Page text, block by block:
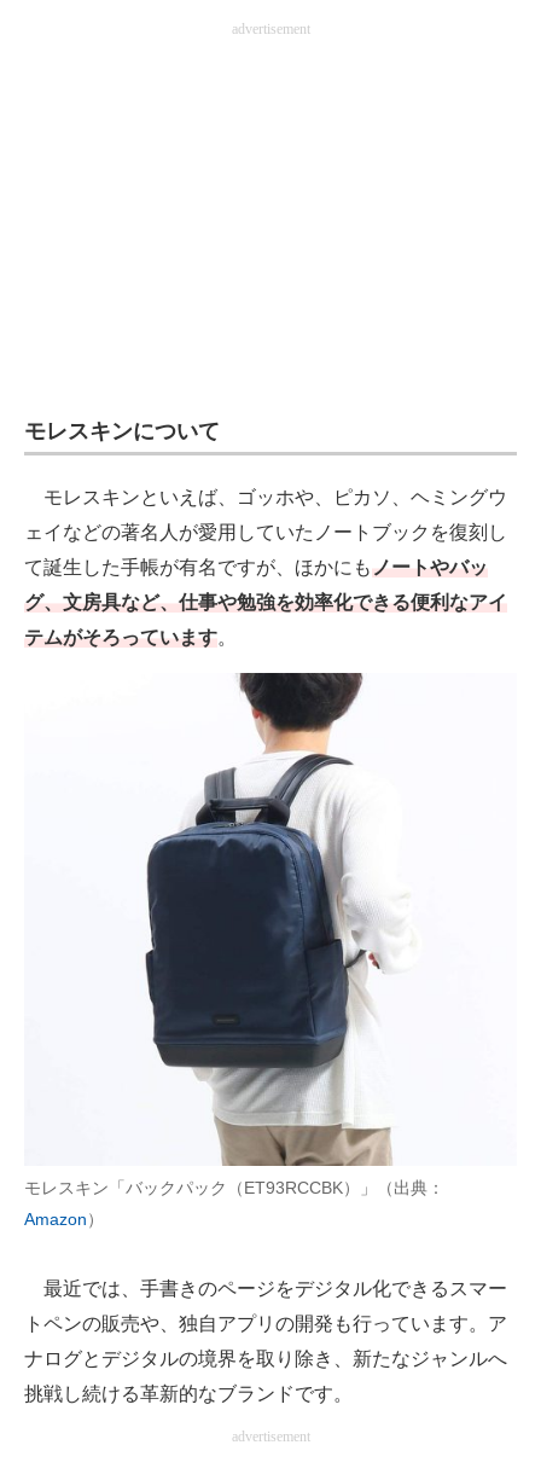
IT製品の技術・比較・事例advertisement
モレスキンについて
モレスキンといえば、ゴッホや、ピカソ、ヘミングウ
ェイなどの著名人が愛用していたノートブックを復刻し
て誕生した手帳が有名ですが、ほかにもノートやバッ
グ、文房具など、仕事や勉強を効率化できる便利なアイ
テムがそろっています。
モレスキン「バックパック（ET93RCCBK）」（出典：
Amazon）
最近では、手書きのページをデジタル化できるスマー
トペンの販売や、独自アプリの開発も行っています。ア
ナログとデジタルの境界を取り除き、新たなジャンルへ
挑戦し続ける革新的なブランドです。
advertisement